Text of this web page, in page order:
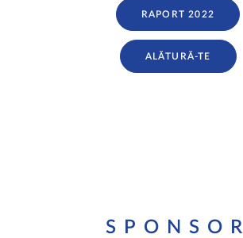
RAPORT 2022
ALĂTURĂ-TE
SPONSOR